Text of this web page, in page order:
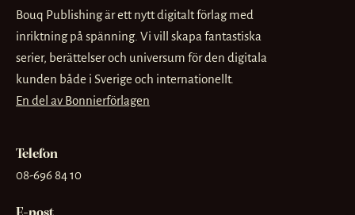
Bouq Publishing är ett nytt digitalt förlag med
inriktning på spänning. Vi vill skapa fantastiska
serier, berättelser och universum för den digitala
kunden både i Sverige och internationellt.
En del av Bonnierförlagen
Telefon
08-696 84 10